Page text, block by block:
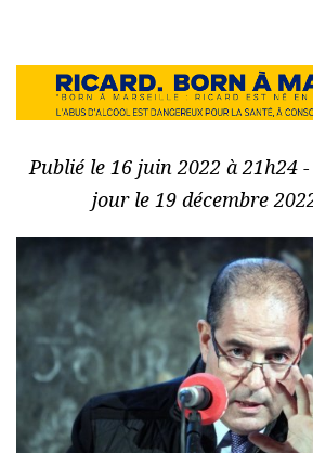
Publié le 16 juin 2022 à 21h24
jour le 19 décembre